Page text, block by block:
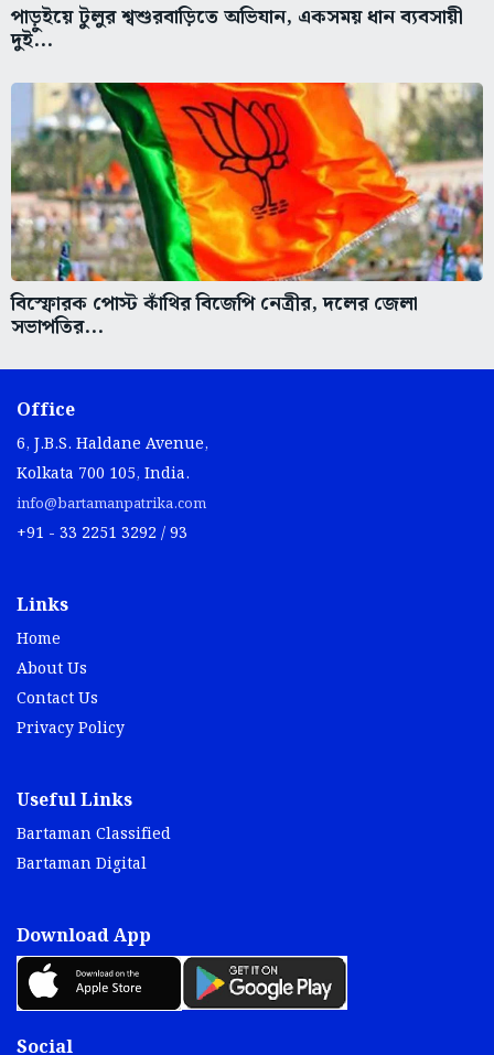
পাড়ুইয়ে টুলুর শ্বশুরবাড়িতে অভিযান, একসময় ধান ব্যবসায়ী
দুই...
বিস্ফোরক পোস্ট কাঁথির বিজেপি নেত্রীর, দলের জেলা
সভাপতির...
Office
6, J.B.S. Haldane Avenue,
Kolkata 700 105, India.
info@bartamanpatrika.com
+91 - 33 2251 3292 / 93
Links
Home
About Us
Contact Us
Privacy Policy
Useful Links
Bartaman Classified
Bartaman Digital
Download App
Social